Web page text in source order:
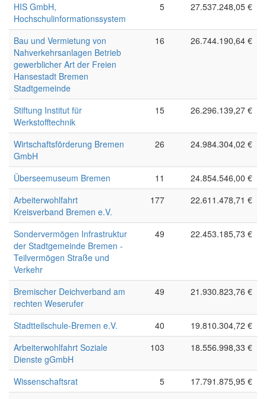
HIS GmbH,
Hochschulinformationssystem
5 27.537.248,05 €
Bau und Vermietung von
Nahverkehrsanlagen Betrieb
gewerblicher Art der Freien
Hansestadt Bremen
Stadtgemeinde
16 26.744.190,64 €
Stiftung Institut für
Werkstofftechnik
15 26.296.139,27 €
Wirtschaftsförderung Bremen
GmbH
26 24.984.304,02 €
Überseemuseum Bremen 11
24.854.546,00 €
Arbeiterwohlfahrt
Kreisverband Bremen e.V.
177 22.611.478,71 €
Sondervermögen Infrastruktur
der Stadtgemeinde Bremen -
Teilvermögen Straße und
Verkehr
49 22.453.185,73 €
Bremischer Deichverband am
rechten Weserufer
49 21.930.823,76 €
Stadtteilschule-Bremen e.V. 40
19.810.304,72 €
Arbeiterwohlfahrt Soziale
Dienste gGmbH
103 18.556.998,33 €
Wissenschaftsrat 5
17.791.875,95 €